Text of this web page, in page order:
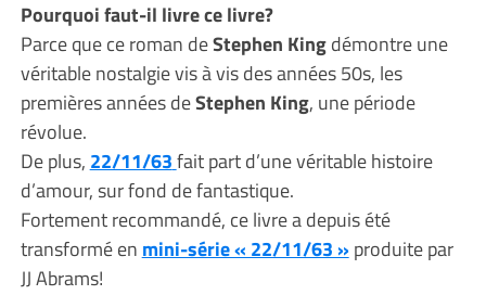
Pourquoi faut-il livre ce livre?
Parce que ce roman deStephen Kingdémontre une
véritable nostalgie vis à vis des années 50s, les
premières années deStephen King, une période
révolue.
De plus, 22/11/63fait part d’une véritable histoire
d’amour, sur fond de fantastique.
Fortement recommandé, ce livre a depuis été
transformé en mini-série « 22/11/63 »produite par
JJ Abrams!